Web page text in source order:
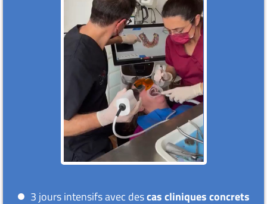
3 jours intensifs avec descas cliniques concrets